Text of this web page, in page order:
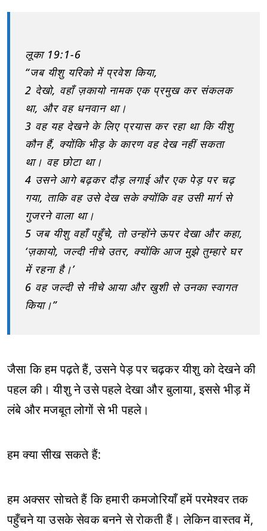
लूका 19:1-6
“जब यीशु यरिको में प्रवेश किया,
2 देखो, वहाँ ज़कायो नामक एक प्रमुख कर संकलक
था, और वह धनवान था।
3 वह यह देखने के लिए प्रयास कर रहा था कि यीशु
कौन हैं, क्योंकि भीड़ के कारण वह देख नहीं सकता
था। वह छोटा था।
4 उसने आगे बढ़कर दौड़ लगाई और एक पेड़ पर चढ़
गया, ताकि वह उसे देख सके क्योंकि वह उसी मार्ग से
गुजरने वाला था।
5 जब यीशु वहाँ पहुँचे, तो उन्होंने ऊपर देखा और कहा,
‘ज़कायो, जल्दी नीचे उतर, क्योंकि आज मुझे तुम्हारे घर
में रहना है।’
6 वह जल्दी से नीचे आया और खुशी से उनका स्वागत
किया।”
जैसा कि हम पढ़ते हैं, उसने पेड़ पर चढ़कर यीशु को देखने की
पहल की। यीशु ने उसे पहले देखा और बुलाया, इससे भीड़ में
लंबे और मजबूत लोगों से भी पहले।
हम क्या सीख सकते हैं:
हम अक्सर सोचते हैं कि हमारी कमजोरियाँ हमें परमेश्वर तक
पहुँचने या उसके सेवक बनने से रोकती हैं। लेकिन वास्तव में,